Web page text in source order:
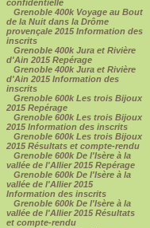
confidentielle
Grenoble 400k Voyage au Bout
de la Nuit dans la Drôme
provençale 2015 Information des
inscrits
Grenoble 400k Jura et Rivière
d'Ain 2015 Repérage
Grenoble 400k Jura et Rivière
d'Ain 2015 Information des
inscrits
Grenoble 600k Les trois Bijoux
2015 Repérage
Grenoble 600k Les trois Bijoux
2015 Information des inscrits
Grenoble 600k Les trois Bijoux
2015 Résultats et compte-rendu
Grenoble 600k De l'Isère à la
vallée de l'Allier 2015 Repérage
Grenoble 600k De l'Isère à la
vallée de l'Allier 2015
Information des inscrits
Grenoble 600k De l'Isère à la
vallée de l'Allier 2015 Résultats
et compte-rendu